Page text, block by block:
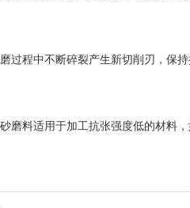
过程中不断碎裂产生新切削刃，保
料适用于加工抗张强度低的材料